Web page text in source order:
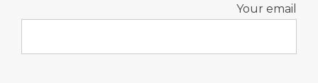
Your email